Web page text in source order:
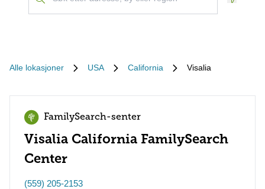
Alle lokasjoner USA California Visalia
FamilySearch-senter
Visalia California FamilySearch
Center
(559) 205-2153